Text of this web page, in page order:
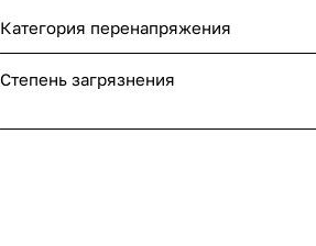
Категория перенапряжения
Степень загрязнения